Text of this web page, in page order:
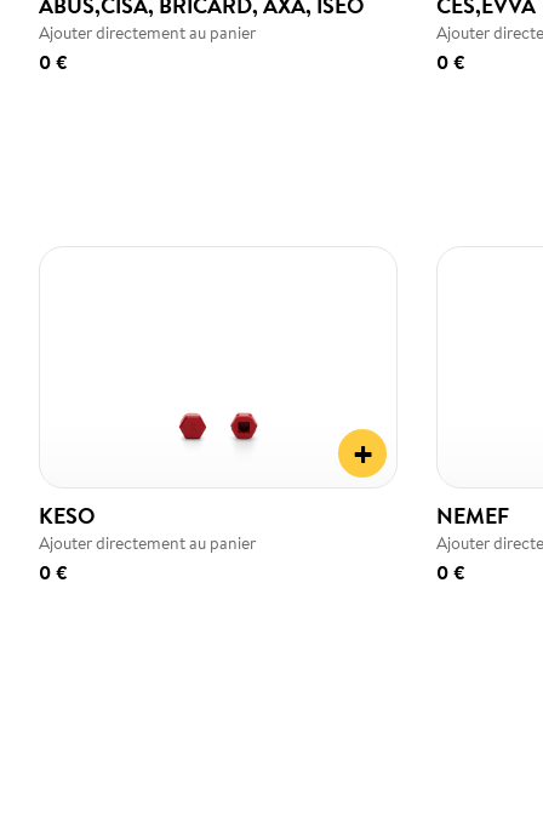
Ajouter directement au panier
0 €
Ajouter
0 €
+
KESO
Ajouter directement au panier
0 €
NEMEF
Ajouter
0 €